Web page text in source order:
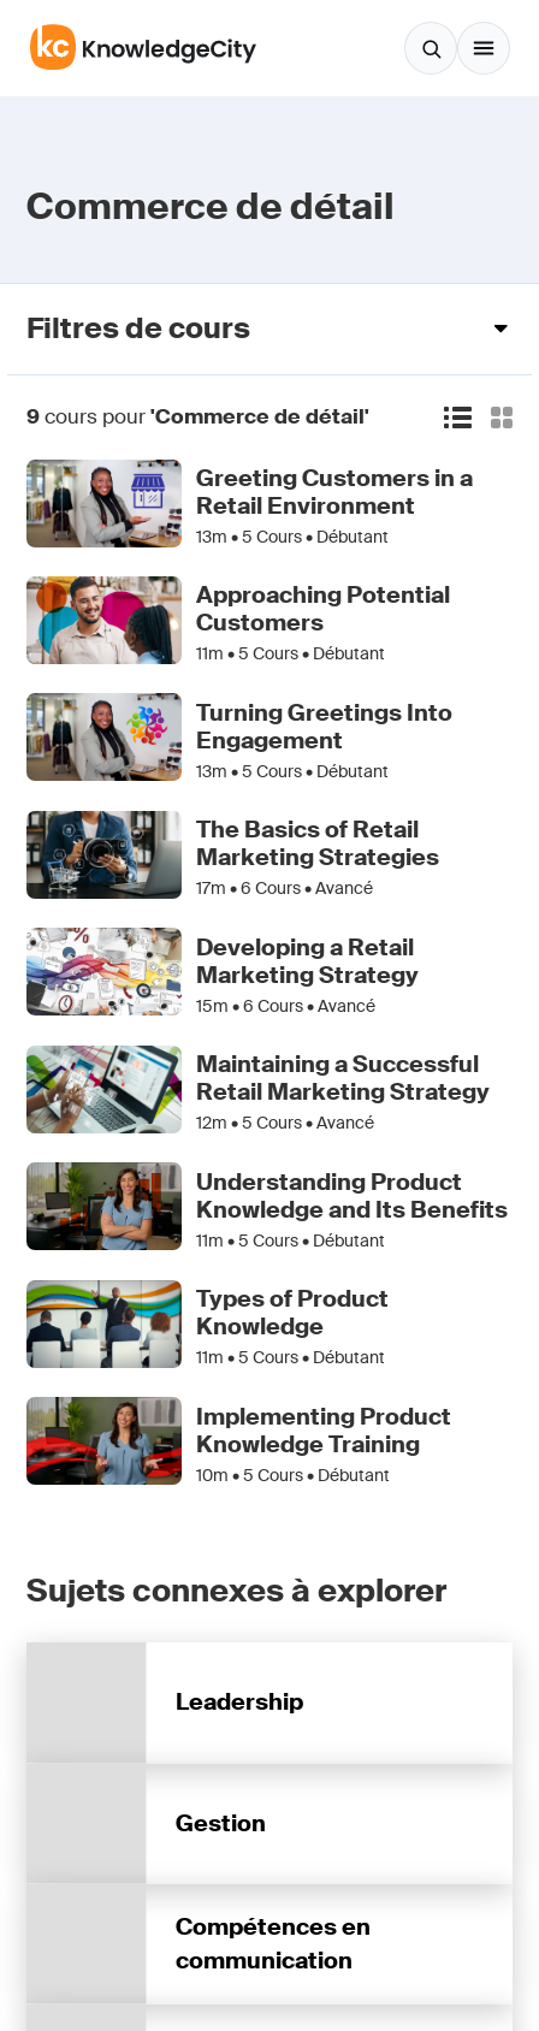
Commerce de détail
Filtres de cours
9cours pour'Commerce de détail'
Greeting Customers in a
Retail Environment
13m •5 Cours • Débutant
Approaching Potential
Customers
11m •5 Cours • Débutant
Turning Greetings Into
Engagement
13m •5 Cours • Débutant
The Basics of Retail
Marketing Strategies
17m •6 Cours • Avancé
Developing a Retail
Marketing Strategy
15m •6 Cours • Avancé
Maintaining a Successful
Retail Marketing Strategy
12m •5 Cours • Avancé
Understanding Product
Knowledge and Its Benefits
11m •5 Cours • Débutant
Types of Product
Knowledge
11m •5 Cours • Débutant
Implementing Product
Knowledge Training
10m •5 Cours • Débutant
Sujets connexes à explorer
Leadership
Gestion
Compétences en
communication